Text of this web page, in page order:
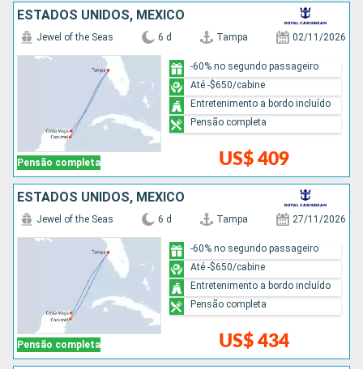
ESTADOS UNIDOS, MÉXICO
Pensão completa
Jewel of the Seas 6 d Tampa 02/11/2026
US$ 409
-60% no segundo passageiro
Até -$650/cabine
Entretenimento a bordo incluído
Pensão completa
ESTADOS UNIDOS, MÉXICO
Pensão completa
Jewel of the Seas 6 d Tampa 27/11/2026
US$ 434
-60% no segundo passageiro
Até -$650/cabine
Entretenimento a bordo incluído
Pensão completa